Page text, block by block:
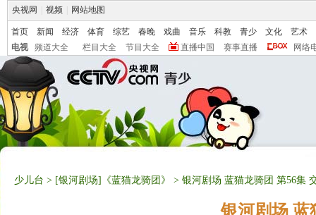
央视网 视频 网站地图
首页 新闻 经济 体育 综艺 春晚 戏曲 音乐 科教 青少 文化
艺术
电视
频道大全 栏目大全 节目大全 直播中国 赛事直播 网络
少儿台 > [银河剧场]《蓝猫龙骑团》 > 银河剧场 蓝猫龙骑团 第56集
银河剧场 蓝